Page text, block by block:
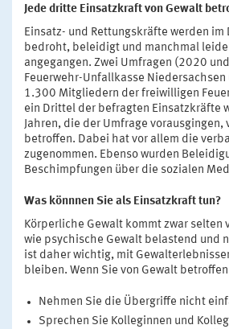
Jede dritte Einsatzkraft von Gewalt
Einsatz- und Rettungskräfte werden im
bedroht, beleidigt und manchmal
angegangen. Zwei Umfragen (2020
Feuerwehr-Unfallkasse Niedersachsen
1.300 Mitgliedern der freiwilligen
ein Drittel der befragten Einsatzkräfte
Jahren, die der Umfrage vorausgingen,
betroffen. Dabei hat vor allem die
zugenommen. Ebenso wurden
Beschimpfungen über die sozialen
Was könnnen Sie als Einsatzkraft tun?
Körperliche Gewalt kommt zwar selten
wie psychische Gewalt belastend und
ist daher wichtig, mit
bleiben. Wenn Sie von Gewalt
Nehmen Sie die Übergriffe nicht
Sprechen Sie Kolleginnen und